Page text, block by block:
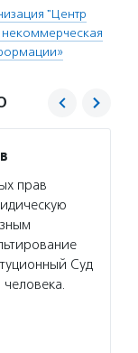
"Центр
прав
Суд